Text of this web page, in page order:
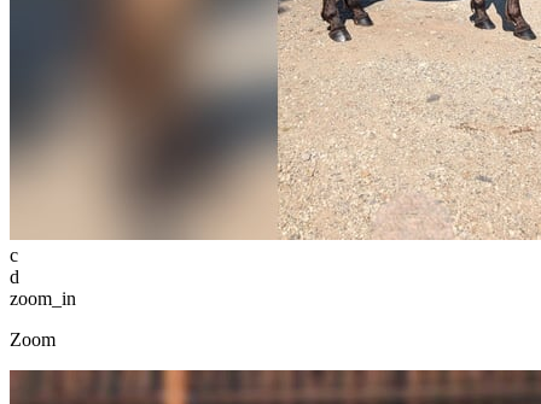
c
d
zoom_in
Zoom